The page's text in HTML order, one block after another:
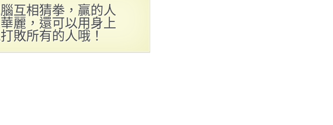
互相猜拳，贏的人
麗，還可以用身上
敗所有的人哦！